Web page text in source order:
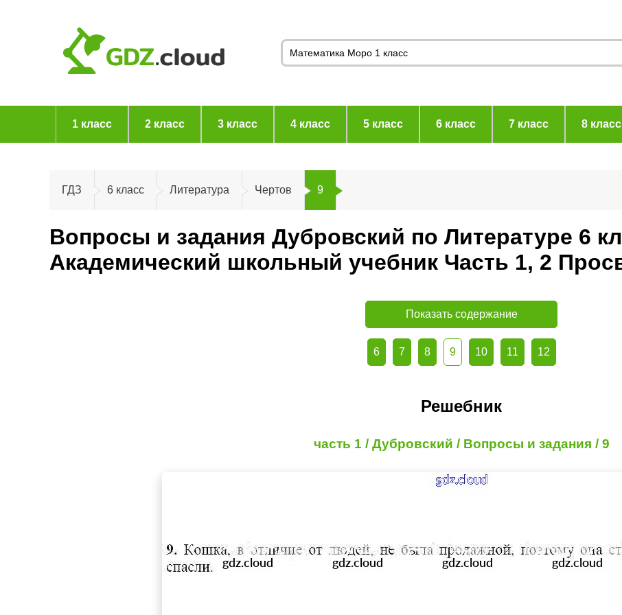
1 класс 2 класс 3 класс 4 класс 5 класс 6 класс 7 класс 8 класс
ГДЗ 6 класс Литература Чертов 9
Вопросы и задания Дубровский по Литературе 6
Академический школьный учебник Часть 1, 2
Показать содержание
6 7 8 9 10 11 12
Решебник
часть 1 / Дубровский / Вопросы и задания / 9